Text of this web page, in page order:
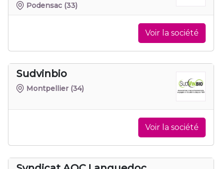
Podensac (33)
Voir la société
Sudvinbio
Montpellier (34)
Voir la société